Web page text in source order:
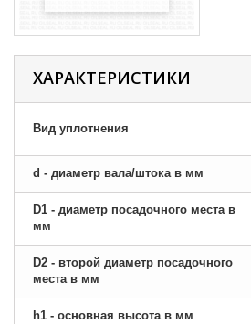
ХАРАКТЕРИСТИКИ
Вид уплотнения
d - диаметр вала/штока в мм
D1 - диаметр посадочного места в
мм
D2 - второй диаметр посадочного
места в мм
h1 - основная высота в мм